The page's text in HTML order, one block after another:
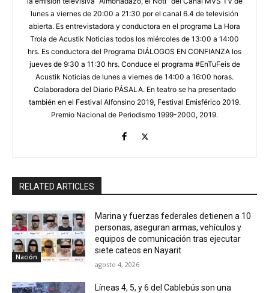
lunes a viernes de 20:00 a 21:30 por el canal 6.4 de televisión
abierta. Es entrevistadora y conductora en el programa La Hora
Trola de Acustik Noticias todos los miércoles de 13:00 a 14:00
hrs. Es conductora del Programa DIÁLOGOS EN CONFIANZA los
jueves de 9:30 a 11:30 hrs. Conduce el programa #EnTuFeis de
Acustik Noticias de lunes a viernes de 14:00 a 16:00 horas.
Colaboradora del Diario PÁSALA. En teatro se ha presentado
también en el Festival Alfonsino 2019, Festival Emisférico 2019.
Premio Nacional de Periodismo 1999-2000, 2019.
RELATED ARTICLES
Nación
Marina y fuerzas federales detienen a 10
personas, aseguran armas, vehículos y
equipos de comunicación tras ejecutar
siete cateos en Nayarit
agosto 4, 2026
Líneas 4, 5, y 6 del Cablebús son una